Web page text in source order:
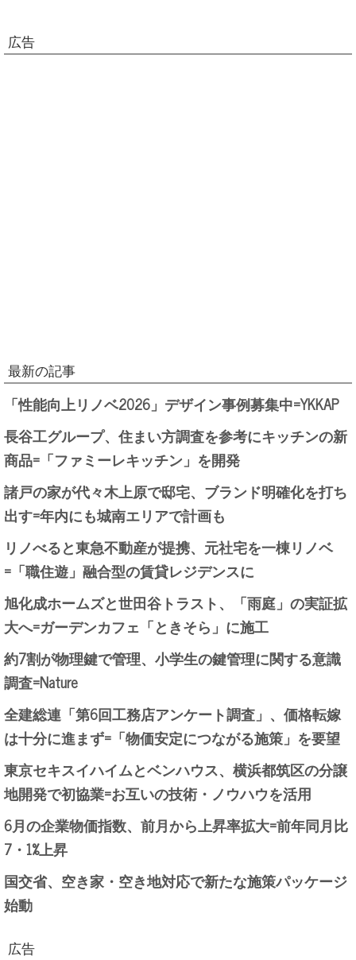
広告
最新の記事
「性能向上リノベ2026」デザイン事例募集中=YKKAP
長谷工グループ、住まい方調査を参考にキッチンの新
商品=「ファミーレキッチン」を開発
諸戸の家が代々木上原で邸宅、ブランド明確化を打ち
出す=年内にも城南エリアで計画も
リノべると東急不動産が提携、元社宅を一棟リノベ
=「職住遊」融合型の賃貸レジデンスに
旭化成ホームズと世田谷トラスト、「雨庭」の実証拡
大へ=ガーデンカフェ「ときそら」に施工
約7割が物理鍵で管理、小学生の鍵管理に関する意識
調査=Nature
全建総連「第6回工務店アンケート調査」、価格転嫁
は十分に進まず=「物価安定につながる施策」を要望
東京セキスイハイムとベンハウス、横浜都筑区の分譲
地開発で初協業=お互いの技術・ノウハウを活用
6月の企業物価指数、前月から上昇率拡大=前年同月比
7・1%上昇
国交省、空き家・空き地対応で新たな施策パッケージ
始動
広告